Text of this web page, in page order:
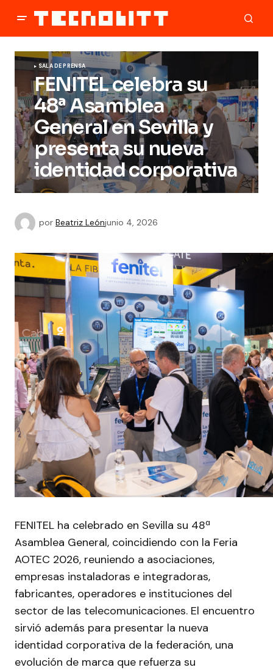
SALA DE PRENSA
FENITEL celebra su
48ª Asamblea
General en Sevilla y
presenta su nueva
identidad corporativa
por Beatriz Leónjunio 4, 2026
FENITEL ha celebrado en Sevilla su 48ª
Asamblea General, coincidiendo con la Feria
AOTEC 2026, reuniendo a asociaciones,
empresas instaladoras e integradoras,
fabricantes, operadores e instituciones del
sector de las telecomunicaciones. El encuentro
sirvió además para presentar la nueva
identidad corporativa de la federación, una
evolución de marca que refuerza su